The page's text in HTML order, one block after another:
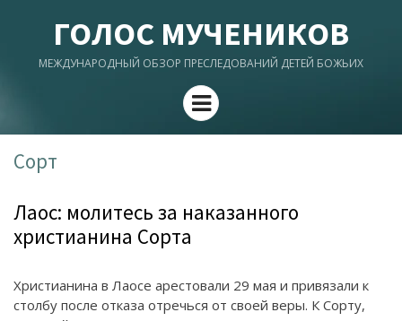
ГОЛОС МУЧЕНИКОВ
МЕЖДУНАРОДНЫЙ ОБЗОР ПРЕСЛЕДОВАНИЙ ДЕТЕЙ БОЖЬИХ
Menu
Сорт
Лаос: молитесь за наказанного
христианина Сорта
Христианина в Лаосе арестовали 29 мая и привязали к
столбу после отказа отречься от своей веры. К Сорту,